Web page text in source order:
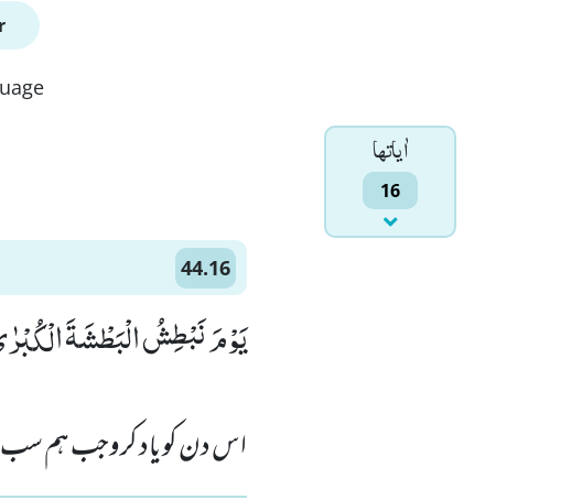
اٰياتها
16
44.16
یَوْمَ نَبْطِشُ الْبَطْشَةَ
اس دن کو یاد کروجب ہم سب